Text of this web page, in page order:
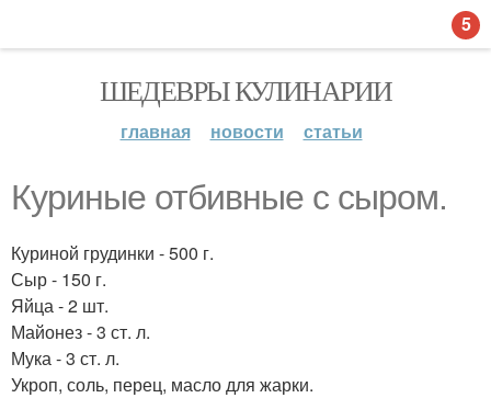
ШЕДЕВРЫ КУЛИНАРИИ
главная новости статьи
Куриные отбивные с сыром.
Куриной грудинки - 500 г.
Сыр - 150 г.
Яйца - 2 шт.
Майонез - 3 ст. л.
Мука - 3 ст. л.
Укроп, соль, перец, масло для жарки.
5